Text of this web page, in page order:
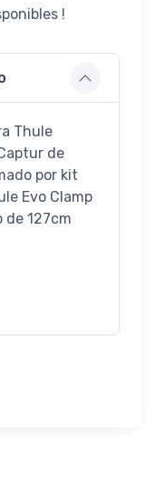
!
Thule
de
por kit
Evo Clamp
de 127cm